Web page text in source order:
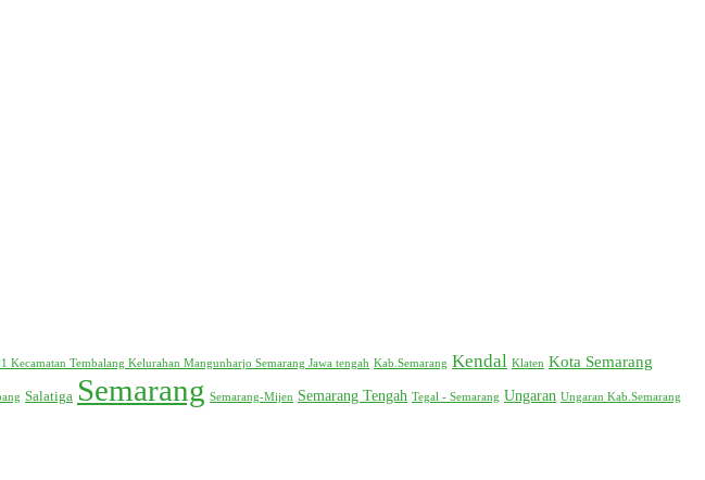
Kecamatan Tembalang Kelurahan Mangunharjo Semarang Jawa tengah Kab.Semarang Kendal Klaten Kota Semarang
Salatiga Semarang Semarang-Mijen Semarang Tengah Tegal - Semarang Ungaran Ungaran Kab.Semarang